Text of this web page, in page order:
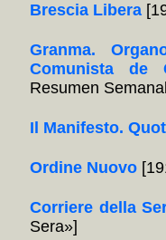
Brescia Libera
Granma.
Comunista de
Resumen
Il Manifesto.
Ordine Nuovo
Corriere della
Sera»]